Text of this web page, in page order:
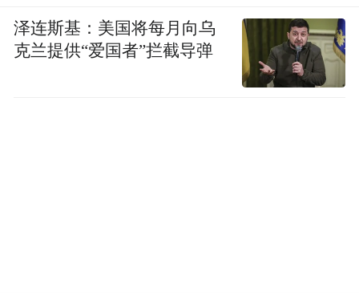
泽连斯基：美国将每月向乌
克兰提供“爱国者”拦截导弹